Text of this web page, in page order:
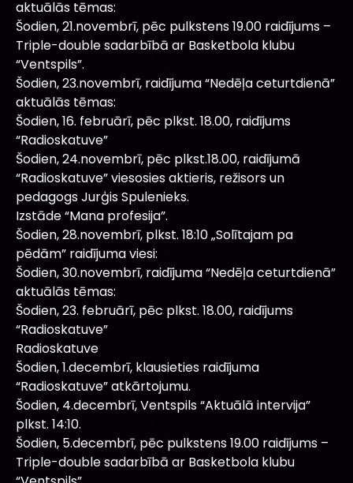
aktuālās tēmas:
Šodien, 21.novembrī, pēc pulkstens 19.00 raidījums –
Triple-double sadarbībā ar Basketbola klubu
“Ventspils”.
Šodien, 23.novembrī, raidījuma “Nedēļa ceturtdienā”
aktuālās tēmas:
Šodien, 16. februārī, pēc plkst. 18.00, raidījums
“Radioskatuve”
Šodien, 24.novembrī, pēc plkst.18.00, raidījumā
“Radioskatuve” viesosies aktieris, režisors un
pedagogs Jurģis Spulenieks.
Izstāde “Mana profesija”.
Šodien, 28.novembrī, plkst. 18:10 „Solītajam pa
pēdām” raidījuma viesi:
Šodien, 30.novembrī, raidījuma “Nedēļa ceturtdienā”
aktuālās tēmas:
Šodien, 23. februārī, pēc plkst. 18.00, raidījums
“Radioskatuve”
Radioskatuve
Šodien, 1.decembrī, klausieties raidījuma
“Radioskatuve” atkārtojumu.
Šodien, 4.decembrī, Ventspils “Aktuālā intervija”
plkst. 14:10.
Šodien, 5.decembrī, pēc pulkstens 19.00 raidījums –
Triple-double sadarbībā ar Basketbola klubu